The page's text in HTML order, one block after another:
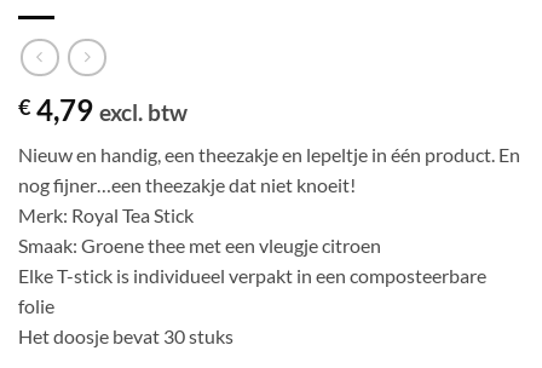
€ 4,79 excl. btw
Nieuw en handig, een theezakje en lepeltje in één product. En
nog fijner…een theezakje dat niet knoeit!
Merk: Royal Tea Stick
Smaak: Groene thee met een vleugje citroen
Elke T-stick is individueel verpakt in een composteerbare
folie
Het doosje bevat 30 stuks